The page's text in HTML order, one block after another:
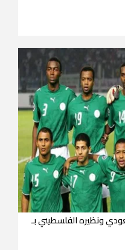
ونظيره الفلسطيني بـ